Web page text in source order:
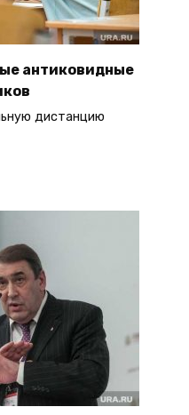
антиковидные
дистанцию